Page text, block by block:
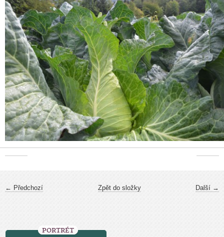
← Předchozí Další →
Zpět do složky
PORTRÉT